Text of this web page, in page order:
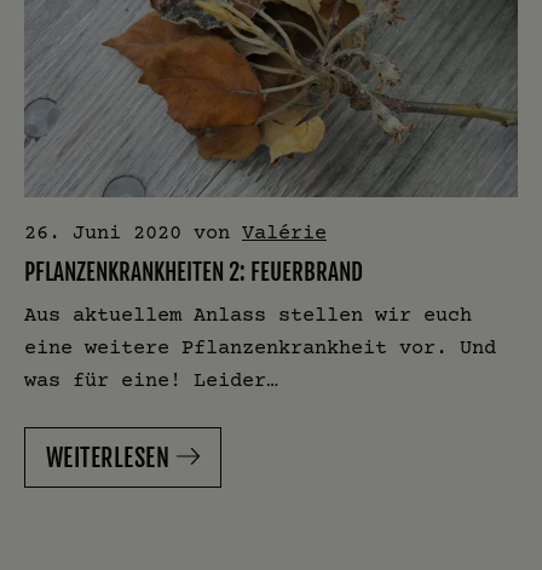
26. Juni 2020 von Valérie
PFLANZENKRANKHEITEN 2: FEUERBRAND
Aus aktuellem Anlass stellen wir euch
eine weitere Pflanzenkrankheit vor. Und
was für eine! Leider…
WEITERLESEN